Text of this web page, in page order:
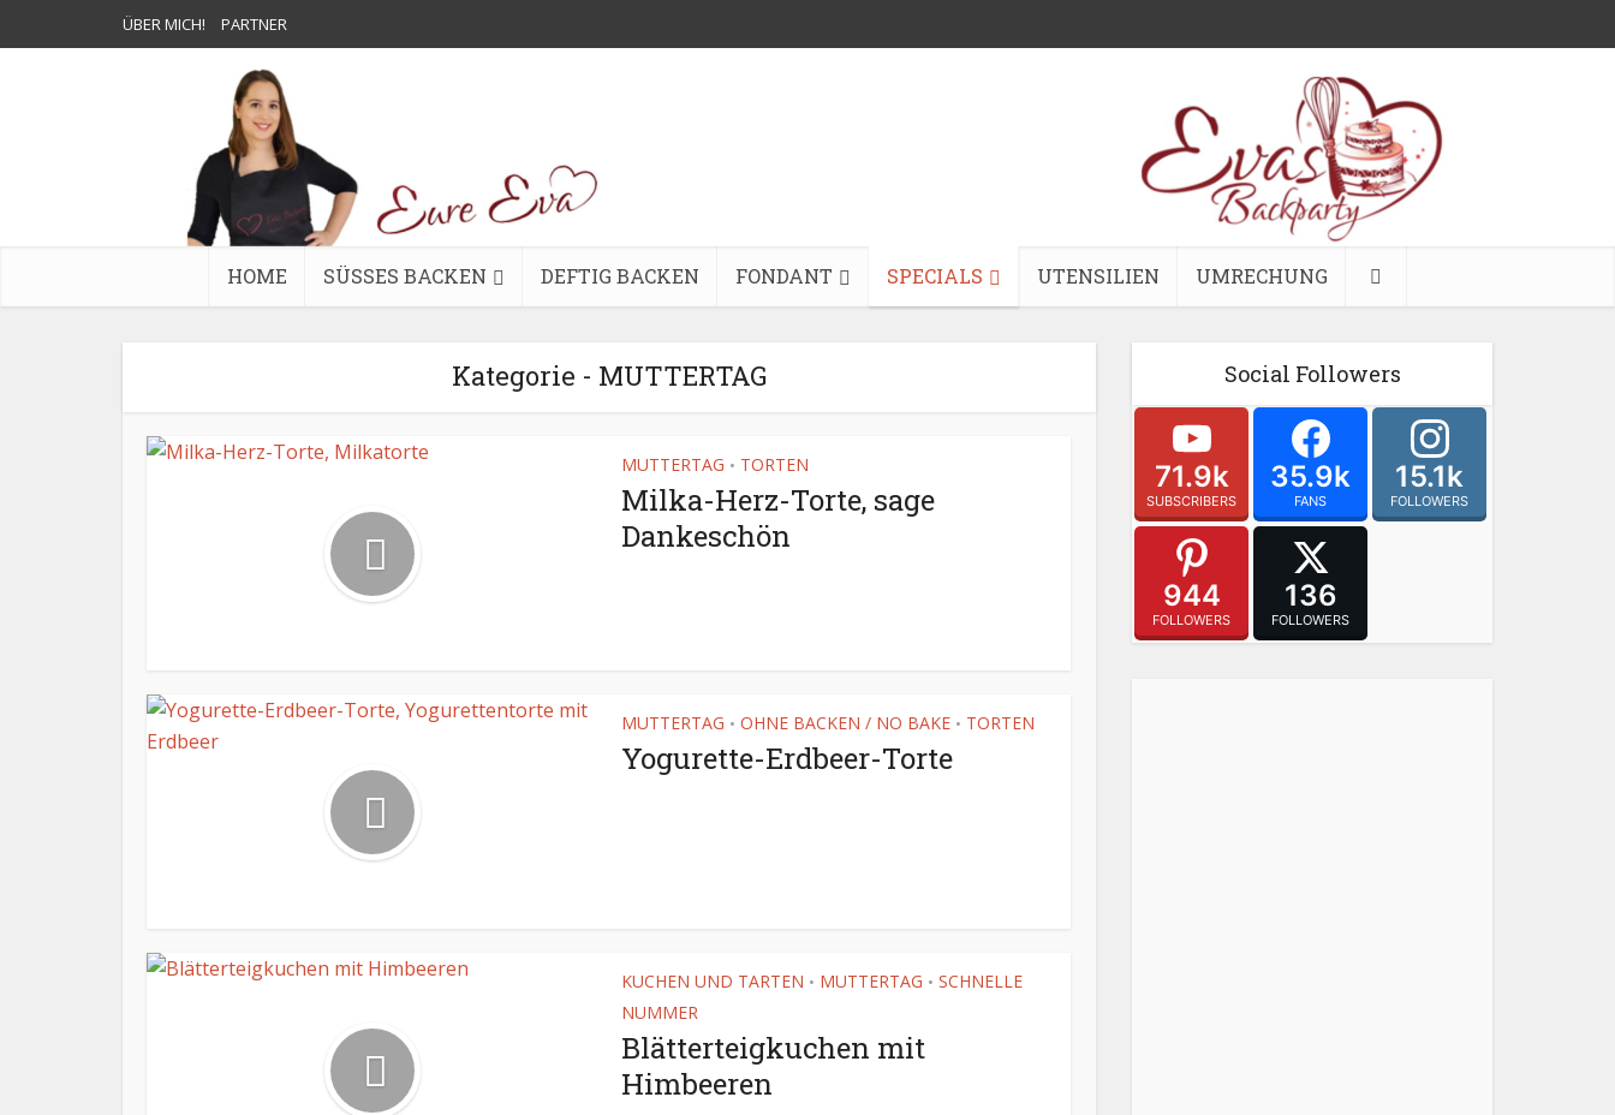
ÜBER MICH! PARTNER
HOME SÜSSES BACKEN DEFTIG BACKEN FONDANT SPECIALS UTENSILIEN UMRECHUNG
Kategorie - MUTTERTAG
MUTTERTAG • TORTEN
Milka-Herz-Torte, sage
Dankeschön
MUTTERTAG • OHNE BACKEN / NO BAKE • TORTEN
Yogurette-Erdbeer-Torte
KUCHEN UND TARTEN • MUTTERTAG • SCHNELLE
NUMMER
Blätterteigkuchen mit
Himbeeren
Social Followers
71.9k
SUBSCRIBERS
35.9k
FANS
15.1k
FOLLOWERS
944
FOLLOWERS
136
FOLLOWERS